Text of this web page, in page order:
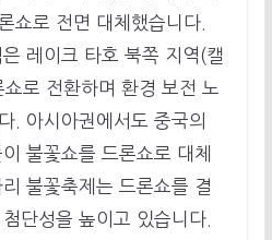
쇼로 전면 대체했습니다.
레이크 타호 북쪽 지역(캘
로 전환하며 환경 보전 노
. 아시아권에서도 중국의
불꽃쇼를 드론쇼로 대체
불꽃축제는 드론쇼를 결
단성을 높이고 있습니다.